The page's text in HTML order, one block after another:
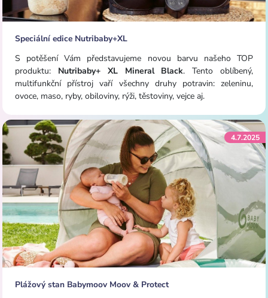
Speciální edice Nutribaby+XL
S potěšení Vám představujeme novou barvu našeho TOP
produktu: Nutribaby+ XL Mineral Black. Tento oblíbený,
multifunkční přístroj vaří všechny druhy potravin: zeleninu,
ovoce, maso, ryby, obiloviny, rýži, těstoviny, vejce aj.
4.7.2025
Plážový stan Babymoov Moov & Protect